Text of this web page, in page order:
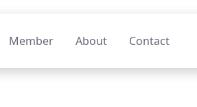
Member About Contact